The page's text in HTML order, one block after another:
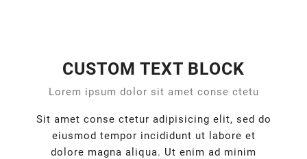
CUSTOM TEXT BLOCK
Lorem ipsum dolor sit amet conse ctetu
Sit amet conse ctetur adipisicing elit, sed do
eiusmod tempor incididunt ut labore et
dolore magna aliqua. Ut enim ad minim